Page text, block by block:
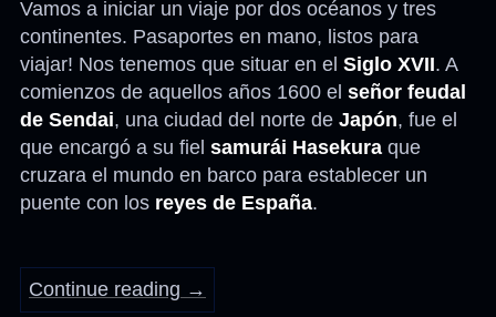
Vamos a iniciar un viaje por dos océanos y tres
continentes. Pasaportes en mano, listos para
viajar! Nos tenemos que situar en el Siglo XVII. A
comienzos de aquellos años 1600 el señor feudal
de Sendai, una ciudad del norte de Japón, fue el
que encargó a su fiel samurái Hasekura que
cruzara el mundo en barco para establecer un
puente con los reyes de España.
Continue reading →